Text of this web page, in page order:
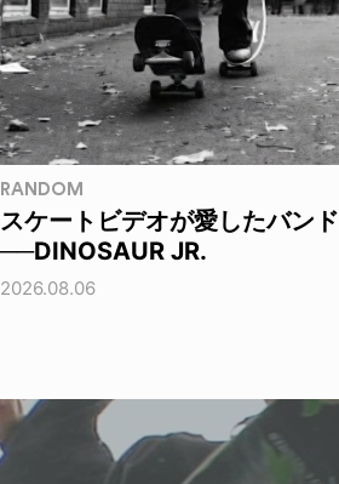
RANDOM
スケートビデオが愛したバンド
──DINOSAUR JR.
2026.08.06